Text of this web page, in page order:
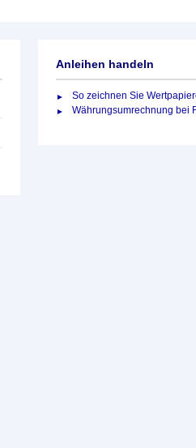
Anleihen handeln
So zeichnen Sie
Währungsumrechnung bei